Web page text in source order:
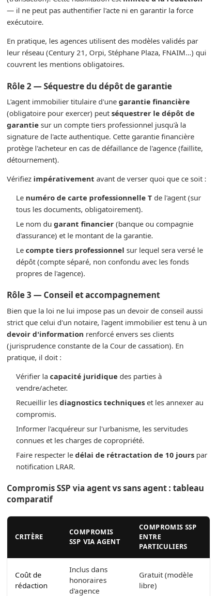
— il ne peut pas authentifier l'acte ni en garantir la force
exécutoire.
En pratique, les agences utilisent des modèles validés par
leur réseau (Century 21, Orpi, Stéphane Plaza, FNAIM…) qui
couvrent les mentions obligatoires.
Rôle 2 — Séquestre du dépôt de garantie
L'agent immobilier titulaire d'une garantie financière
(obligatoire pour exercer) peut séquestrer le dépôt de
garantie sur un compte tiers professionnel jusqu'à la
signature de l'acte authentique. Cette garantie financière
protège l'acheteur en cas de défaillance de l'agence (faillite,
détournement).
Vérifiez impérativement avant de verser quoi que ce soit :
Le numéro de carte professionnelle Tde l'agent (sur
tous les documents, obligatoirement).
Le nom du garant financier(banque ou compagnie
d'assurance) et le montant de la garantie.
Le compte tiers professionnel sur lequel sera versé le
dépôt (compte séparé, non confondu avec les fonds
propres de l'agence).
Rôle 3 — Conseil et accompagnement
Bien que la loi ne lui impose pas un devoir de conseil aussi
strict que celui d'un notaire, l'agent immobilier est tenu à un
devoir d'information renforcé envers ses clients
(jurisprudence constante de la Cour de cassation). En
pratique, il doit :
Vérifier la capacité juridiquedes parties à
vendre/acheter.
Recueillir les diagnostics techniqueset les annexer au
compromis.
Informer l'acquéreur sur l'urbanisme, les servitudes
connues et les charges de copropriété.
Faire respecter le délai de rétractation de 10 jourspar
notification LRAR.
Compromis SSP via agent vs sans agent : tableau
comparatif
CRITÈRE
COMPROMIS
SSP VIA AGENT
COMPROMIS SSP
ENTRE
PARTICULIERS
Coût de
rédaction
Inclus dans
honoraires
d'agence
Gratuit (modèle
libre)